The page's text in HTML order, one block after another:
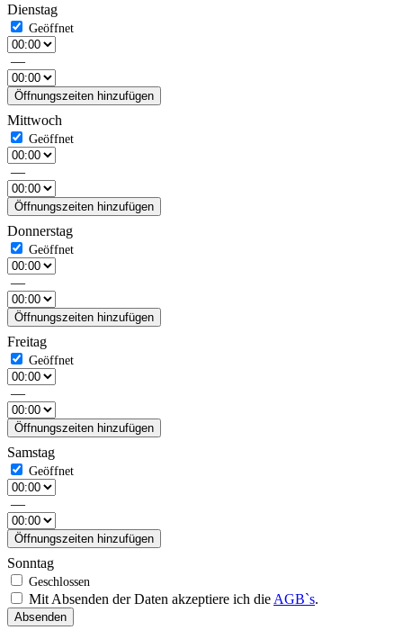
Dienstag
—
Öffnungszeiten hinzufügen
Mittwoch
—
Öffnungszeiten hinzufügen
Donnerstag
—
Öffnungszeiten hinzufügen
Freitag
—
Öffnungszeiten hinzufügen
Samstag
—
Öffnungszeiten hinzufügen
Sonntag
Mit Absenden der Daten akzeptiere ich die AGB`s.
Absenden